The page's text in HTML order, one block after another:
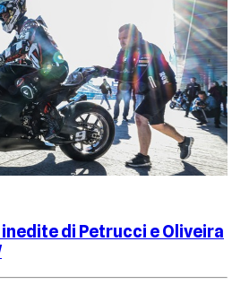
inedite di Petrucci e Oliveira